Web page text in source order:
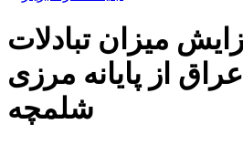
میزان تبادلات
از پایانه مرزی
شلمچه